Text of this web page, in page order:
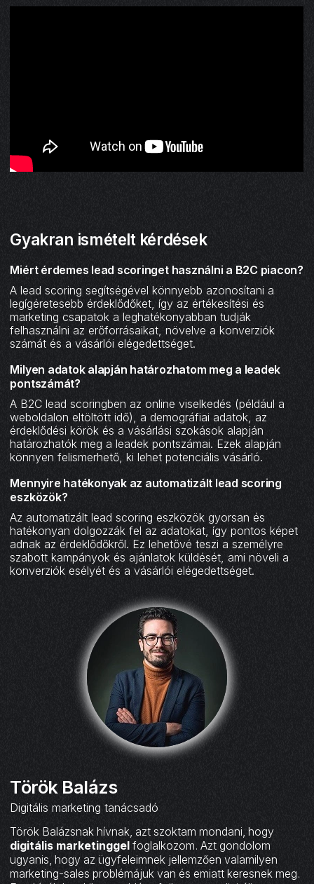
Gyakran ismételt kérdések
Miért érdemes lead scoringet használni a B2C piacon?
A lead scoring segítségével könnyebb azonosítani a
legígéretesebb érdeklődőket, így az értékesítési és
marketing csapatok a leghatékonyabban tudják
felhasználni az erőforrásaikat, növelve a konverziók
számát és a vásárlói elégedettséget.
Milyen adatok alapján határozhatom meg a leadek
pontszámát?
A B2C lead scoringben az online viselkedés (például a
weboldalon eltöltött idő), a demográfiai adatok, az
érdeklődési körök és a vásárlási szokások alapján
határozhatók meg a leadek pontszámai. Ezek alapján
könnyen felismerhető, ki lehet potenciális vásárló.
Mennyire hatékonyak az automatizált lead scoring
eszközök?
Az automatizált lead scoring eszközök gyorsan és
hatékonyan dolgozzák fel az adatokat, így pontos képet
adnak az érdeklődőkről. Ez lehetővé teszi a személyre
szabott kampányok és ajánlatok küldését, ami növeli a
konverziók esélyét és a vásárlói elégedettséget.‍
Török Balázs
Digitális marketing tanácsadó
Török Balázsnak hívnak, azt szoktam mondani, hogy
digitális marketinggel foglalkozom. Azt gondolom
ugyanis, hogy az ügyfeleimnek jellemzően valamilyen
marketing-sales problémájuk van és emiatt keresnek meg.